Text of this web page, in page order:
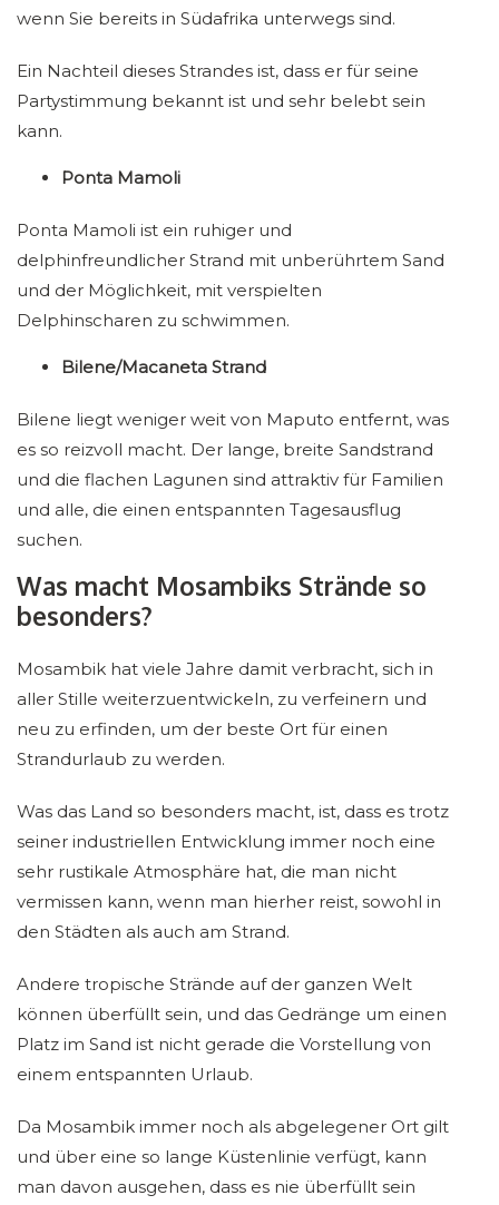
wenn Sie bereits in Südafrika unterwegs sind.
Ein Nachteil dieses Strandes ist, dass er für seine
Partystimmung bekannt ist und sehr belebt sein
kann.
Ponta Mamoli
Ponta Mamoli ist ein ruhiger und
delphinfreundlicher Strand mit unberührtem Sand
und der Möglichkeit, mit verspielten
Delphinscharen zu schwimmen.
Bilene/Macaneta Strand
Bilene liegt weniger weit von Maputo entfernt, was
es so reizvoll macht. Der lange, breite Sandstrand
und die flachen Lagunen sind attraktiv für Familien
und alle, die einen entspannten Tagesausflug
suchen.
Was macht Mosambiks Strände so
besonders?
Mosambik hat viele Jahre damit verbracht, sich in
aller Stille weiterzuentwickeln, zu verfeinern und
neu zu erfinden, um der beste Ort für einen
Strandurlaub zu werden.
Was das Land so besonders macht, ist, dass es trotz
seiner industriellen Entwicklung immer noch eine
sehr rustikale Atmosphäre hat, die man nicht
vermissen kann, wenn man hierher reist, sowohl in
den Städten als auch am Strand.
Andere tropische Strände auf der ganzen Welt
können überfüllt sein, und das Gedränge um einen
Platz im Sand ist nicht gerade die Vorstellung von
einem entspannten Urlaub.
Da Mosambik immer noch als abgelegener Ort gilt
und über eine so lange Küstenlinie verfügt, kann
man davon ausgehen, dass es nie überfüllt sein